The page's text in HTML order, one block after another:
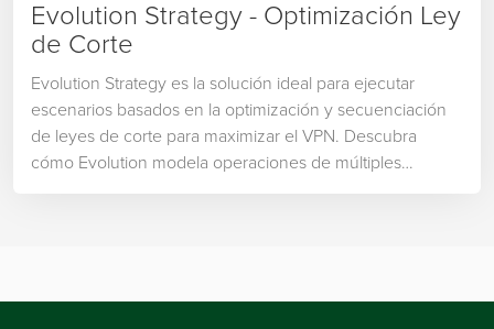
Evolution Strategy - Optimización Ley
de Corte
Evolution Strategy es la solución ideal para ejecutar
escenarios basados en la optimización y secuenciación
de leyes de corte para maximizar el VPN. Descubra
cómo Evolution modela operaciones de múltiples